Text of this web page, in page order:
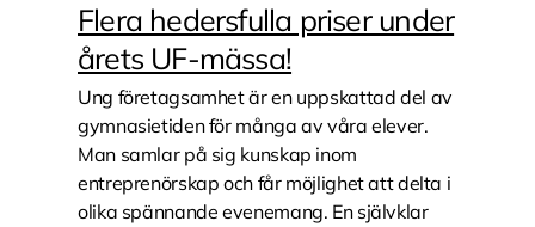
Flera hedersfulla priser under
årets UF-mässa!
Ung företagsamhet är en uppskattad del av
gymnasietiden för många av våra elever.
Man samlar på sig kunskap inom
entreprenörskap och får möjlighet att delta i
olika spännande evenemang. En självklar